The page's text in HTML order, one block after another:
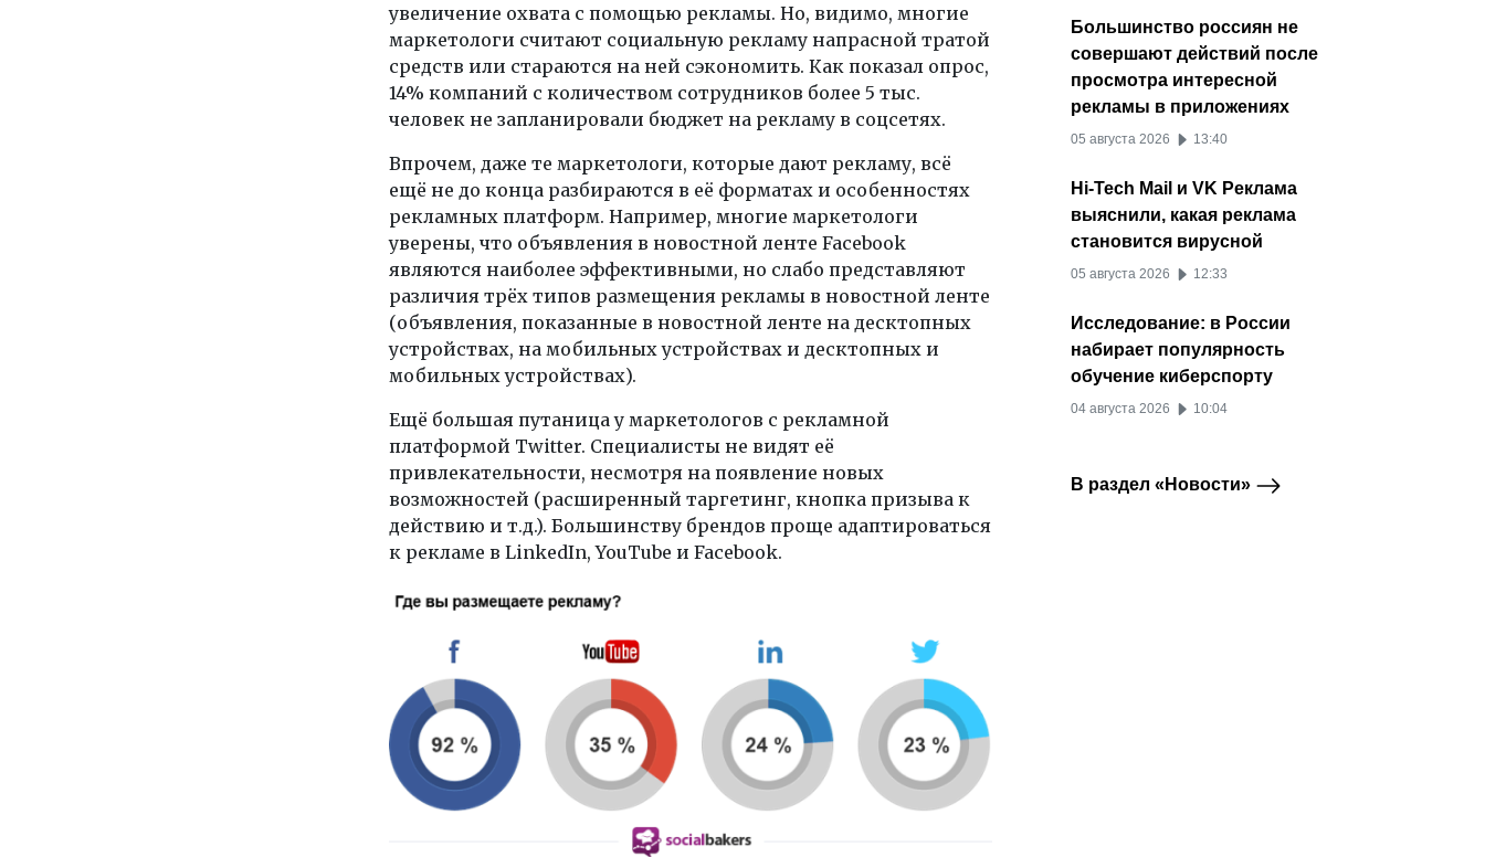
увеличение охвата с помощью рекламы. Но, видимо, многие
маркетологи считают социальную рекламу напрасной тратой
средств или стараются на ней сэкономить. Как показал опрос,
14% компаний с количеством сотрудников более 5 тыс.
человек не запланировали бюджет на рекламу в соцсетях.
Впрочем, даже те маркетологи, которые дают рекламу, всё
ещё не до конца разбираются в её форматах и особенностях
рекламных платформ. Например, многие маркетологи
уверены, что объявления в новостной ленте Facebook
являются наиболее эффективными, но слабо представляют
различия трёх типов размещения рекламы в новостной ленте
(объявления, показанные в новостной ленте на десктопных
устройствах, на мобильных устройствах и десктопных и
мобильных устройствах).
Ещё большая путаница у маркетологов с рекламной
платформой Twitter. Специалисты не видят её
привлекательности, несмотря на появление новых
возможностей (расширенный таргетинг, кнопка призыва к
действию и т.д.). Большинству брендов проще адаптироваться
к рекламе в LinkedIn, YouTube и Facebook.
Большинство россиян не
совершают действий после
просмотра интересной
рекламы в приложениях
05 августа 2026 13:40
Hi-Tech Mail и VK Реклама
выяснили, какая реклама
становится вирусной
05 августа 2026 12:33
Исследование: в России
набирает популярность
обучение киберспорту
04 августа 2026 10:04
В раздел «Новости»